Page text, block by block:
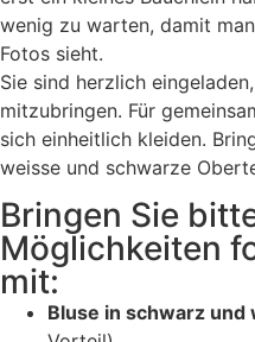
wenig zu warten, damit
Fotos sieht.
Sie sind herzlich
mitzubringen. Für
sich einheitlich kleiden.
weisse und schwarze
Bringen Sie
Möglichkeiten
mit:
Bluse in schwarz und